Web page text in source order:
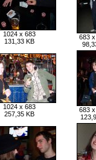
1024 x 683
131,33 KB
683
1024 x 683
257,35 KB
683